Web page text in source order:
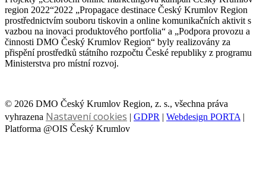
region 2022“2022 „Propagace destinace Český Krumlov Region
prostřednictvím souboru tiskovin a online komunikačních aktivit s
vazbou na inovaci produktového portfolia“ a „Podpora provozu a
činnosti DMO Český Krumlov Region“ byly realizovány za
přispění prostředků státního rozpočtu České republiky z programu
Ministerstva pro místní rozvoj.
© 2026 DMO Český Krumlov Region, z. s., všechna práva
vyhrazena Nastavení cookies | GDPR | Webdesign PORTA |
Platforma @OIS Český Krumlov